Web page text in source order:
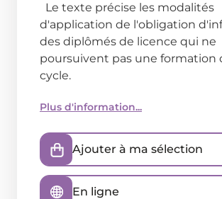
Le texte précise les modalités
d'application de l'obligation
des diplômés de licence qui ne
poursuivent pas une formation
cycle.
Plus d'information...
Ajouter à ma sélection
En ligne